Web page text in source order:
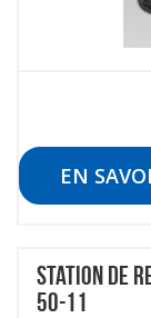
EN
STATION DE
50-11